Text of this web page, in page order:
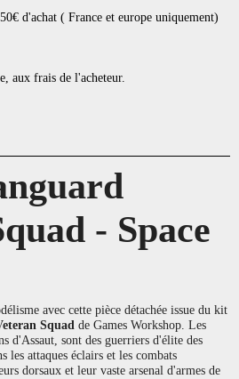
d'achat ( France et europe uniquement)
aux frais de l'acheteur.
- Space
avec cette pièce détachée issue du kit
Squad de Games Workshop. Les
d'Assaut, sont des guerriers d'élite des
les attaques éclairs et les combats
dorsaux et leur vaste arsenal d'armes de